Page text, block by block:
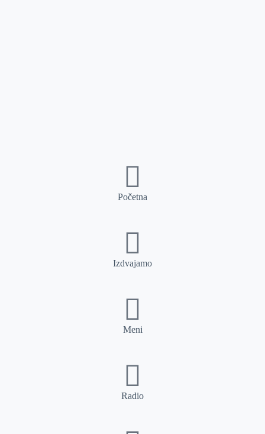
Početna
Izdvajamo
Meni
Radio